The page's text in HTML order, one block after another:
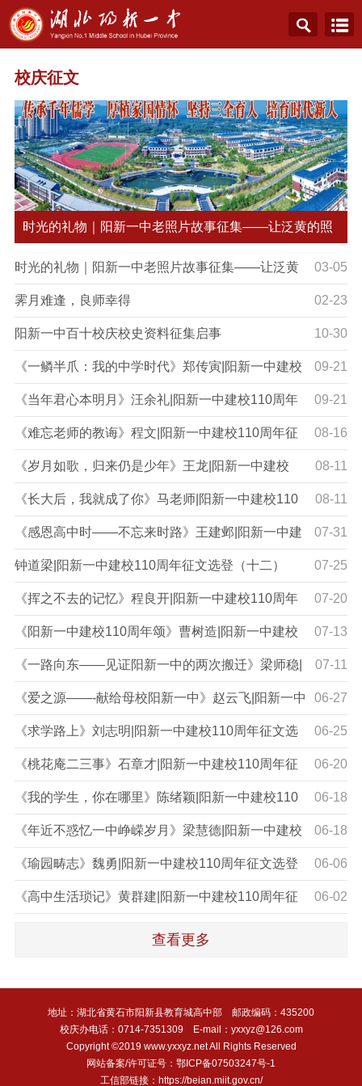
校庆征文
时光的礼物｜阳新一中老照片故事征集——让泛黄的照
片
03-05
时光的礼物｜阳新一中老照片故事征集——让泛黄
的照片，诉说我们共同的一中记忆 02-23
霁月难逢，良师幸得
10-30
阳新一中百十校庆校史资料征集启事
09-21
《一鳞半爪：我的中学时代》郑传寅|阳新一中建校
110周年征文选登（十八） 09-21
《当年君心本明月》汪余礼|阳新一中建校110周年
征文选登（十七） 08-16
《难忘老师的教诲》程文|阳新一中建校110周年征
文选登（十六） 08-11
《岁月如歌，归来仍是少年》王龙|阳新一中建校
110周年征文选登（十五） 08-11
《长大后，我就成了你》马老师|阳新一中建校110
周年征文选登（十四） 07-31
《感恩高中时——不忘来时路》王建邺|阳新一中建
校110周年征文选登（十三） 07-25
钟道梁|阳新一中建校110周年征文选登（十二）
07-20
《挥之不去的记忆》程良开|阳新一中建校110周年
征文选登（十一） 07-13
《阳新一中建校110周年颂》曹树造|阳新一中建校
110周年征文选登（十） 07-11
《一路向东——见证阳新一中的两次搬迁》梁师稳|
阳新一中建校110周年征文选登（九） 06-27
《爱之源——-献给母校阳新一中》赵云飞|阳新一中
建校110周年征文选登（八） 06-25
《求学路上》刘志明|阳新一中建校110周年征文选
登（七） 06-20
《桃花庵二三事》石章才|阳新一中建校110周年征
文选登（六） 06-18
《我的学生，你在哪里》陈绪颖|阳新一中建校110
周年征文选登（五） 06-18
《年近不惑忆一中峥嵘岁月》梁慧德|阳新一中建校
110周年征文选登（四） 06-06
《瑜园畴志》魏勇|阳新一中建校110周年征文选登
（三） 06-02
《高中生活琐记》黄群建|阳新一中建校110周年征
查看更多
地址：湖北省黄石市阳新县教育城高中部 邮政编码：435200
校庆办电话：0714-7351309 E-mail：yxxyz@126.com
Copyright ©2019 www.yxxyz.net All Rights Reserved
网站备案/许可证号：鄂ICP备07503247号-1
工信部链接：https://beian.miit.gov.cn/